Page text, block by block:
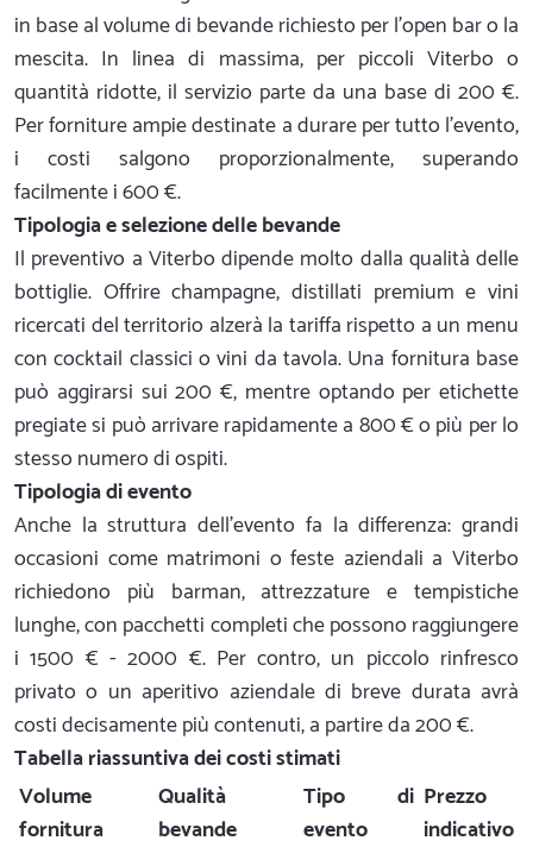
in base al volume di bevande richiesto per l'open bar o la
mescita. In linea di massima, per piccoli Viterbo o
quantità ridotte, il servizio parte da una base di 200 €.
Per forniture ampie destinate a durare per tutto l'evento,
i costi salgono proporzionalmente, superando
facilmente i 600 €.
Tipologia e selezione delle bevande
Il preventivo a Viterbo dipende molto dalla qualità delle
bottiglie. Offrire champagne, distillati premium e vini
ricercati del territorio alzerà la tariffa rispetto a un menu
con cocktail classici o vini da tavola. Una fornitura base
può aggirarsi sui 200 €, mentre optando per etichette
pregiate si può arrivare rapidamente a 800 € o più per lo
stesso numero di ospiti.
Tipologia di evento
Anche la struttura dell'evento fa la differenza: grandi
occasioni come matrimoni o feste aziendali a Viterbo
richiedono più barman, attrezzature e tempistiche
lunghe, con pacchetti completi che possono raggiungere
i 1500 € - 2000 €. Per contro, un piccolo rinfresco
privato o un aperitivo aziendale di breve durata avrà
costi decisamente più contenuti, a partire da 200 €.
Tabella riassuntiva dei costi stimati
Volume
fornitura
Qualità
bevande
Tipo di
evento
Prezzo
indicativo